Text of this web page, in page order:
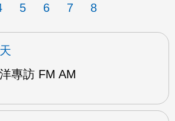
5 6 7 8
專訪 FM AM